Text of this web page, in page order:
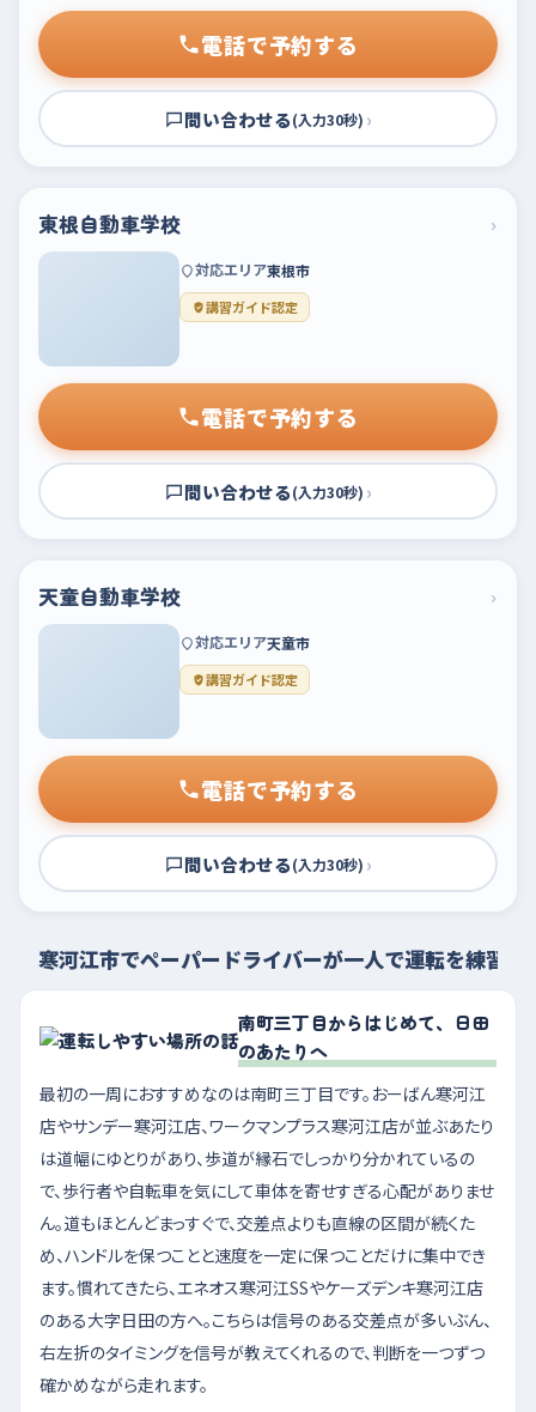
電話で予約する
問い合わせる(入力30秒) ›
東根自動車学校 ›
対応エリア東根市
講習ガイド認定
電話で予約する
問い合わせる(入力30秒) ›
天童自動車学校 ›
対応エリア天童市
講習ガイド認定
電話で予約する
問い合わせる(入力30秒) ›
寒河江市でペーパードライバーが一人で運転を練習す
南町三丁目からはじめて、日田
のあたりへ
最初の一周におすすめなのは南町三丁目です。おーばん寒河江
店やサンデー寒河江店、ワークマンプラス寒河江店が並ぶあたり
は道幅にゆとりがあり、歩道が縁石でしっかり分かれているの
で、歩行者や自転車を気にして車体を寄せすぎる心配がありませ
ん。道もほとんどまっすぐで、交差点よりも直線の区間が続くた
め、ハンドルを保つことと速度を一定に保つことだけに集中でき
ます。慣れてきたら、エネオス寒河江SSやケーズデンキ寒河江店
のある大字日田の方へ。こちらは信号のある交差点が多いぶん、
右左折のタイミングを信号が教えてくれるので、判断を一つずつ
確かめながら走れます。